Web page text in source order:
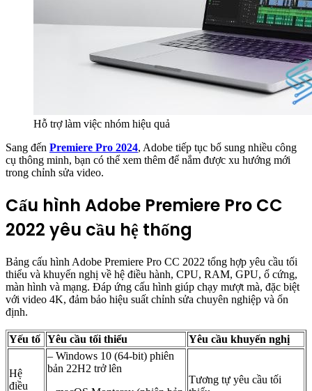
Hỗ trợ làm việc nhóm hiệu quả
Sang đến Premiere Pro 2024, Adobe tiếp tục bổ sung nhiều công
cụ thông minh, bạn có thể xem thêm để nắm được xu hướng mới
trong chỉnh sửa video.
Cấu hình Adobe Premiere Pro CC
2022 yêu cầu hệ thống
Bảng cấu hình Adobe Premiere Pro CC 2022 tổng hợp yêu cầu tối
thiểu và khuyến nghị về hệ điều hành, CPU, RAM, GPU, ổ cứng,
màn hình và mạng. Đáp ứng cấu hình giúp chạy mượt mà, đặc biệt
với video 4K, đảm bảo hiệu suất chỉnh sửa chuyên nghiệp và ổn
định.
Yếu tố Yêu cầu tối thiểu Yêu cầu khuyến nghị
Hệ
điều
– Windows 10 (64-bit) phiên
bản 22H2 trở lên
Tương tự yêu cầu tối